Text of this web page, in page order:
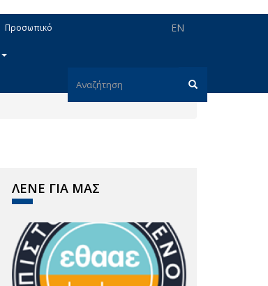
EN
Προσωπικό
Φόρμα
ΛΕΝΕ ΓΙΑ ΜΑΣ